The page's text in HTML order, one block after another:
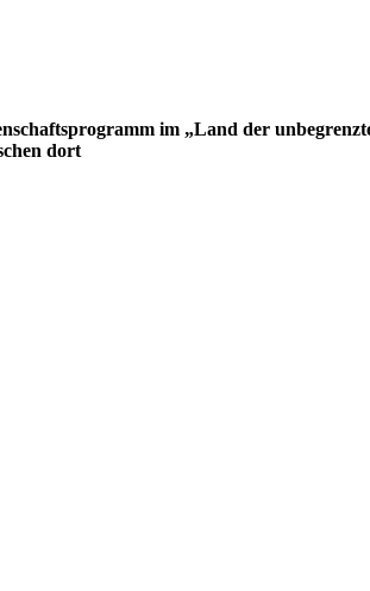
im „Land der
dort